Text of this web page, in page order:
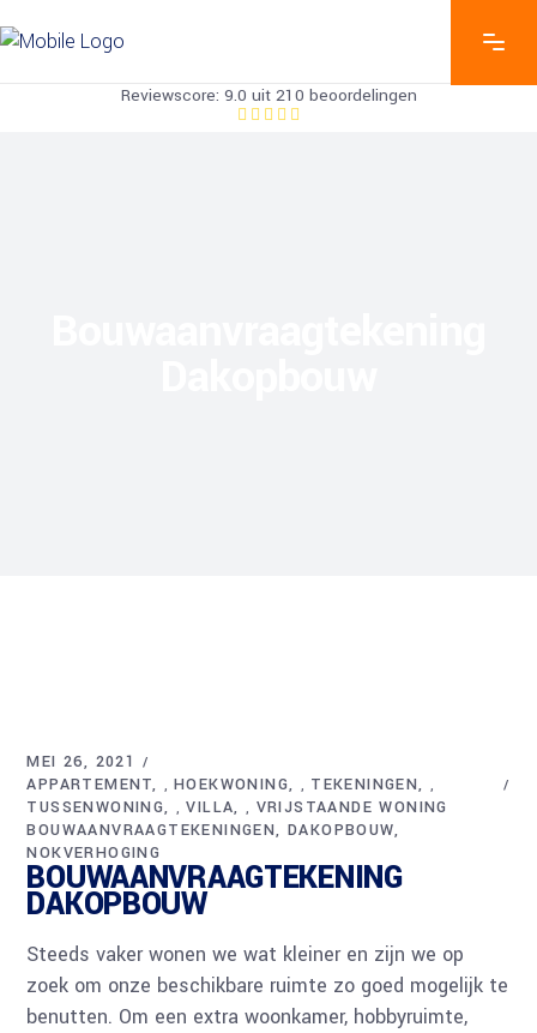
Reviewscore: 9.0 uit 210 beoordelingen
MEI 26, 2021
APPARTEMENT
,HOEKWONING , TEKENINGEN ,
TUSSENWONING ,VILLA , VRIJSTAANDE WONING
BOUWAANVRAAGTEKENINGEN DAKOPBOUW
NOKVERHOGING
BOUWAANVRAAGTEKENING
DAKOPBOUW
Steeds vaker wonen we wat kleiner en zijn we op
zoek om onze beschikbare ruimte zo goed mogelijk te
benutten. Om een extra woonkamer, hobbyruimte,